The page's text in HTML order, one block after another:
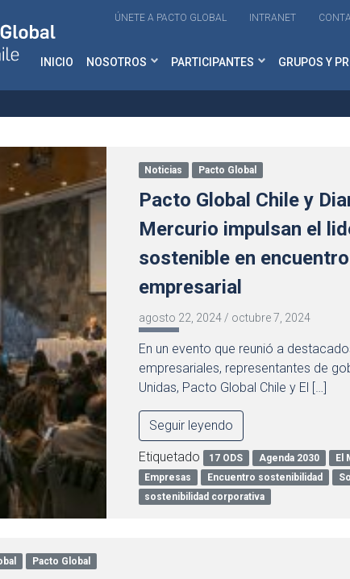
ÚNETE A PACTO GLOBAL INTRANET
INICIO NOSOTROS PARTICIPANTES GRUPOS Y
Noticias Pacto Global
Pacto Global Chile y
Mercurio impulsan el
sostenible en encuentro
empresarial
agosto 22, 2024 / octubre 7, 2024
En un evento que reunió a
empresariales, representantes de
Unidas, Pacto Global Chile y El […]
Seguir leyendo
Etiquetado 17 ODS Agenda 2030
El
Empresas
Encuentro sostenibilidad
sostenibilidad corporativa
Pacto Global